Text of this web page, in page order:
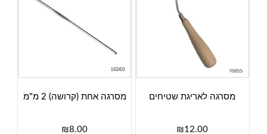
מסרגה לאריגת שטיחים
₪12.00
מסרגה אחת (קרושה) 2 מ"מ
₪8.00